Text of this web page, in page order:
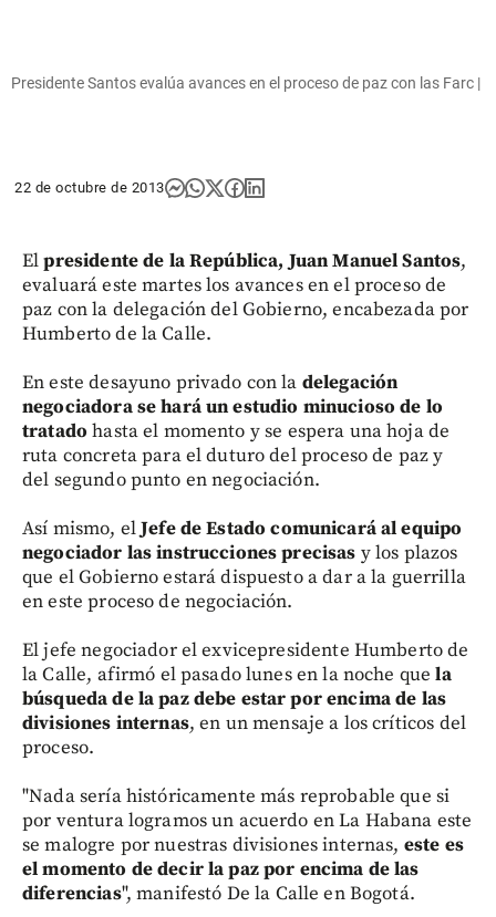
Presidente Santos evalúa avances en el proceso de paz con las Farc |
22 de octubre de 2013
Elpresidente de la República, Juan Manuel Santos,
evaluará este martes los avances en el proceso de
paz con la delegación del Gobierno, encabezada por
Humberto de la Calle.
En este desayuno privado con la delegación
negociadora se hará un estudio minucioso de lo
tratado hasta el momento y se espera una hoja de
ruta concreta para el duturo del proceso de paz y
del segundo punto en negociación.
Así mismo, elJefe de Estado comunicará al equipo
negociador las instrucciones precisas y los plazos
que el Gobierno estará dispuesto a dar a la guerrilla
en este proceso de negociación.
El jefe negociador el exvicepresidente Humberto de
la Calle, afirmó el pasado lunes en la noche que la
búsqueda de la paz debe estar por encima de las
divisiones internas, en un mensaje a los críticos del
proceso.
"Nada sería históricamente más reprobable que si
por ventura logramos un acuerdo en La Habana este
se malogre por nuestras divisiones internas, este es
el momento de decir la paz por encima de las
diferencias", manifestó De la Calle en Bogotá.